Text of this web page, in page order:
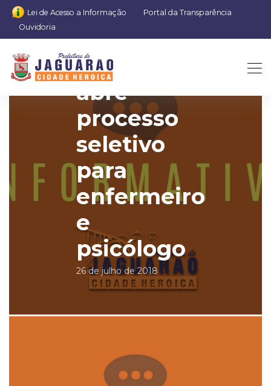
Lei de Acesso a Informação
Portal da Transparência
Ouvidoria
Prefeitura
abre
processo
seletivo
para
enfermeiro
e
psicólogo
26 de julho de 2018